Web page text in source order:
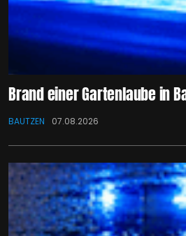
Brand einer Gartenlaube in
BAUTZEN 07.08.2026